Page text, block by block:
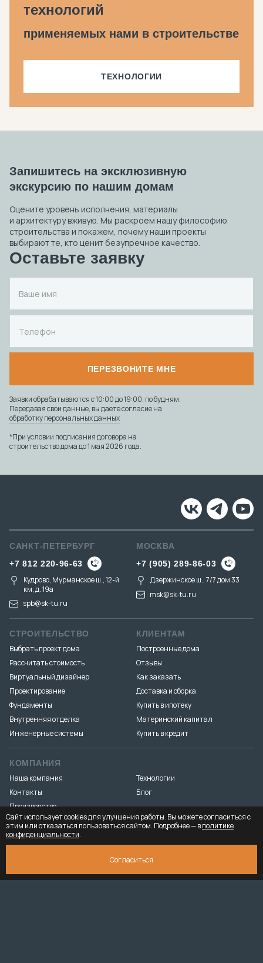
4 737 835 ₽
технологий
применяемых нами в строительстве
ТЕХНОЛОГИИ
Оставьте заявку
ПЕРЕЗВОНИТЕ МНЕ
Заявки обрабатываются с 10:00 до 19:00, по будням.
Передавая свои данные, вы даете согласие на
обработку персональных данных
*При условии подписания договора на
строительство дома до 1 мая 2026 года.
Запишитесь на эксклюзивную
экскурсию по нашим домам
Оцените уровень исполнения, материалы
и архитектуру вживую. Мы раскроем нашу философию
строительства и покажем, почему наши проекты
выбирают те, кто ценит безупречное качество.
САНКТ-ПЕТЕРБУРГ
+7 812 220-96-63
Кудрово, Мурманское ш., 12-й
км, д. 19a
spb@sk-tu.ru
МОСКВА
+7 (905) 289-86-03
Дзержинское ш., 7/7 дом 33
msk@sk-tu.ru
СТРОИТЕЛЬСТВО
Выбрать проект дома
Рассчитать стоимость
Виртуальный дизайнер
Проектирование
Фундаменты
Внутренняя отделка
Инженерные системы
КЛИЕНТАМ
Построенные дома
Отзывы
Как заказать
Доставка и сборка
Купить в ипотеку
Материнский капитал
Купить в кредит
КОМПАНИЯ
Наша компания
Контакты
Производство
Технологии
Блог
Разработка и продвижение
Сайт использует cookies для улучшения работы. Вы можете согласиться с
этим или отказаться пользоваться сайтом. Подробнее — вполитике
конфиденциальности.
Согласиться